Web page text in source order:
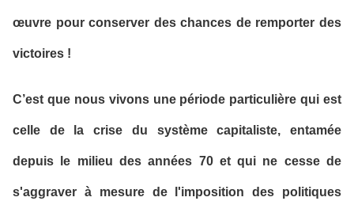
œuvre pour conserver des chances de remporter des
victoires !
C’est que nous vivons une période particulière qui est
celle de la crise du système capitaliste, entamée
depuis le milieu des années 70 et qui ne cesse de
s'aggraver à mesure de l'imposition des politiques